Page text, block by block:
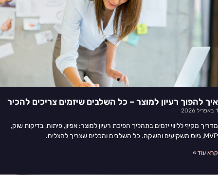
איך להפוך רעיון למוצר – כל השלבים שיזמים צריכים להכיר
1 באפריל 2026
מדריך מקיף לליווי יזמים בתהליך הפיכת רעיון למוצר: אפיון, פיתוח, בדיקות שוק,
MVP, גיוס משקיעים והשקה. כל השלבים והכלים שצריך להצליח.
קרא עוד »